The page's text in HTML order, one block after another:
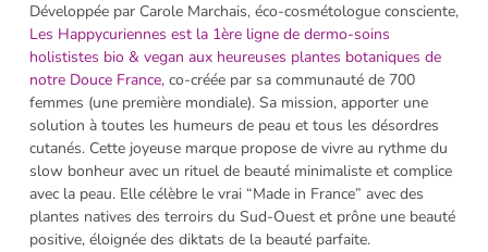
Développée par Carole Marchais, éco-cosmétologue consciente,
Les Happycuriennes est la 1ère ligne de dermo-soins
holististes bio & vegan aux heureuses plantes botaniques de
notre Douce France,co-créée par sa communauté de 700
femmes (une première mondiale). Sa mission, apporter une
solution à toutes les humeurs de peau et tous les désordres
cutanés. Cette joyeuse marque propose de vivre au rythme du
slow bonheur avec un rituel de beauté minimaliste et complice
avec la peau. Elle célèbre le vrai “Made in France” avec des
plantes natives des terroirs du Sud-Ouest et prône une beauté
positive, éloignée des diktats de la beauté parfaite.